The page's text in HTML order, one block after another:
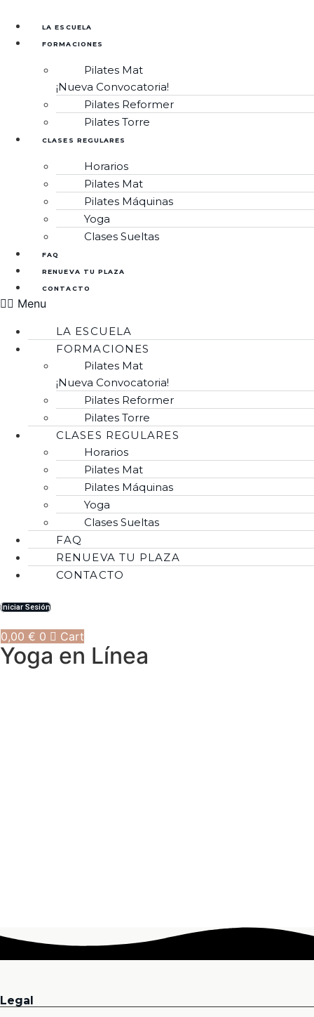
contenido
LA ESCUELA
FORMACIONES
Pilates Mat
¡Nueva Convocatoria!
Pilates Reformer
Pilates Torre
CLASES REGULARES
Horarios
Pilates Mat
Pilates Máquinas
Yoga
Clases Sueltas
FAQ
RENUEVA TU PLAZA
CONTACTO
Menu
LA ESCUELA
FORMACIONES
Pilates Mat
¡Nueva Convocatoria!
Pilates Reformer
Pilates Torre
CLASES REGULARES
Horarios
Pilates Mat
Pilates Máquinas
Yoga
Clases Sueltas
FAQ
RENUEVA TU PLAZA
CONTACTO
Iniciar Sesión
0,00 € 0 Cart
Yoga en Línea
Legal